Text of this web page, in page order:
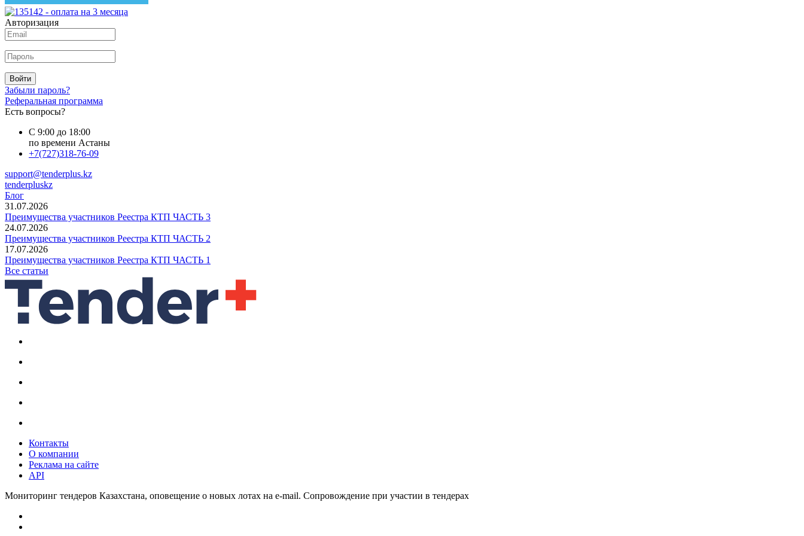
Авторизация
Войти
Забыли пароль?
Реферальная программа
Есть вопросы?
С 9:00 до 18:00
по времени Астаны
+7(727)318-76-09
support@tenderplus.kz
tenderpluskz
Блог
31.07.2026
Преимущества участников Реестра КТП ЧАСТЬ 3
24.07.2026
Преимущества участников Реестра КТП ЧАСТЬ 2
17.07.2026
Преимущества участников Реестра КТП ЧАСТЬ 1
Все статьи
Контакты
О компании
Реклама на сайте
API
Мониторинг тендеров Казахстана, оповещение о новых лотах на e-mail. Сопровождение при участии в тендерах